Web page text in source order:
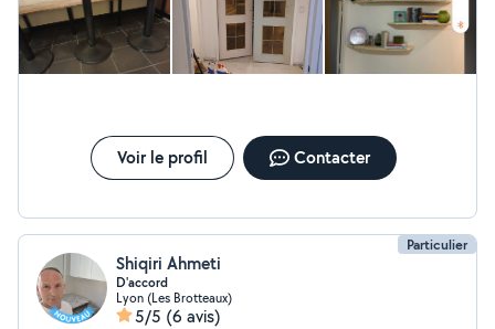
Voir le profil Contacter
Particulier
Shiqiri Ahmeti
D'accord
Lyon (Les Brotteaux)
5/5 (6 avis)